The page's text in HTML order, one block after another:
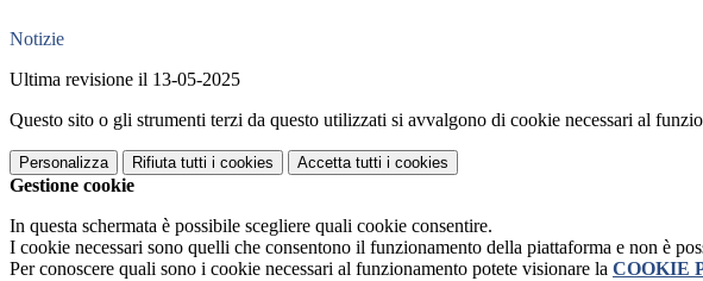
Notizie
Ultima revisione il 13-05-2025
Questo sito o gli strumenti terzi da questo utilizzati si avvalgono di cookie necessari al
Personalizza Rifiuta tutti i cookies Accetta tutti i cookies
Gestione cookie
In questa schermata è possibile scegliere quali cookie consentire.
I cookie necessari sono quelli che consentono il funzionamento della piattaforma e non è
Per conoscere quali sono i cookie necessari al funzionamento potete visionare la COOKIE